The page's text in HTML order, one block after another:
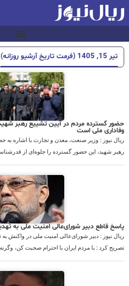
تیر 15, 1405 (فرمت تاریخ آرشیو روزانه)
حضور گسترده مردم در آیین تشییع رهبر
وفاداری ملی است
ریال نیوز : وزیر صنعت، معدن و تجارت با اشاره به
رهبر شهید، این حضور گسترده را جلوه‌ای از
پاسخ قاطع دبیر شورای‌عالی امنیت ملی به
ریال نیوز : دبیر شورای‌عالی امنیت ملی در واکنش به
تصریح کرد : با مردم ایران با احترام صحبت کن،